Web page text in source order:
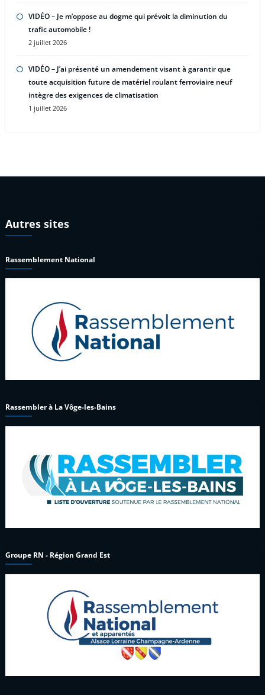
VIDÉO – Je m’oppose au dogme qui prévoit la diminution du
trafic automobile !
2 juillet 2026
VIDÉO – J’ai présenté un amendement visant à garantir que
toute acquisition future de matériel roulant ferroviaire neuf
intègre des exigences de climatisation
1 juillet 2026
Autres sites
Rassemblement National
Rassembler à La Vôge-les-Bains
Groupe RN - Région Grand Est